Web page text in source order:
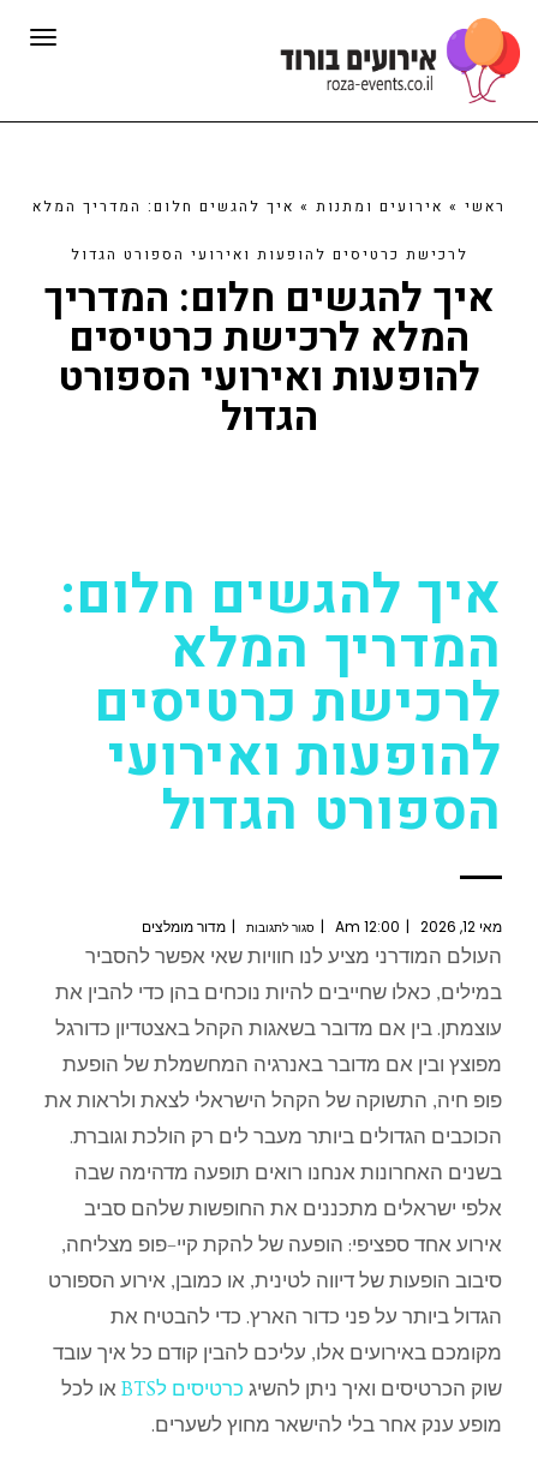
ראשי » אירועים ומתנות » איך להגשים חלום: המדריך המלא
לרכישת כרטיסים להופעות ואירועי הספורט הגדול
איך להגשים חלום: המדריך
המלא לרכישת כרטיסים
להופעות ואירועי הספורט
הגדול
איך להגשים חלום:
המדריך המלא
לרכישת כרטיסים
להופעות ואירועי
הספורט הגדול
מאי 12, 2026 12:00 Am סגור לתגובות מדור מומלצים
העולם המודרני מציע לנו חוויות שאי אפשר להסביר
במילים, כאלו שחייבים להיות נוכחים בהן כדי להבין את
עוצמתן. בין אם מדובר בשאגות הקהל באצטדיון כדורגל
מפוצץ ובין אם מדובר באנרגיה המחשמלת של הופעת
פופ חיה, התשוקה של הקהל הישראלי לצאת ולראות את
הכוכבים הגדולים ביותר מעבר לים רק הולכת וגוברת.
בשנים האחרונות אנחנו רואים תופעה מדהימה שבה
אלפי ישראלים מתכננים את החופשות שלהם סביב
אירוע אחד ספציפי: הופעה של להקת קיי–פופ מצליחה,
סיבוב הופעות של דיווה לטינית, או כמובן, אירוע הספורט
הגדול ביותר על פני כדור הארץ. כדי להבטיח את
מקומכם באירועים אלו, עליכם להבין קודם כל איך עובד
שוק הכרטיסים ואיך ניתן להשיג כרטיסים לBTS או לכל
מופע ענק אחר בלי להישאר מחוץ לשערים.